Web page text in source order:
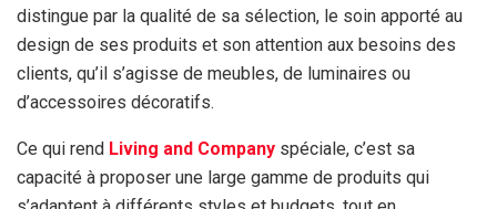
distingue par la qualité de sa sélection, le soin apporté au
design de ses produits et son attention aux besoins des
clients, qu’il s’agisse de meubles, de luminaires ou
d’accessoires décoratifs.
Ce qui rend Living and Company spéciale, c’est sa
capacité à proposer une large gamme de produits qui